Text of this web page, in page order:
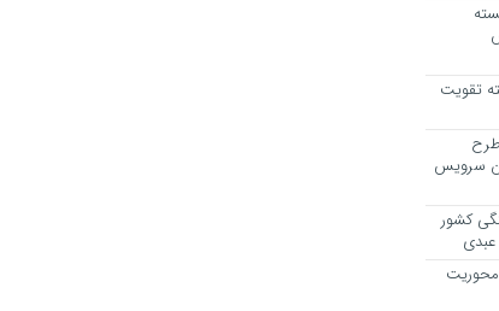
تقویت
سرویس
کشور
عبدی
محوریت